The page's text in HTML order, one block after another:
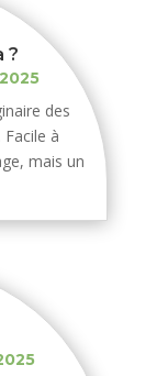
?
des
Facile à
mais un